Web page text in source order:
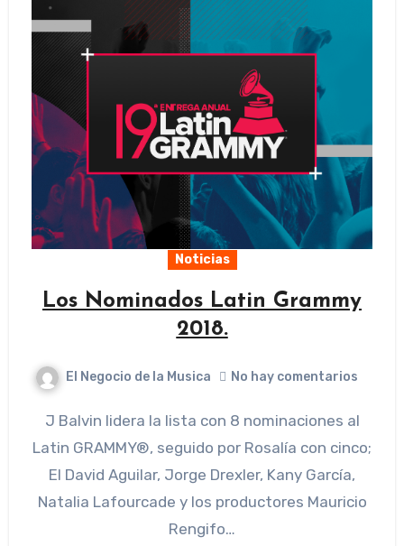
Noticias
Los Nominados Latin Grammy
2018.
El Negocio de la Musica No hay comentarios
J Balvin lidera la lista con 8 nominaciones al
Latin GRAMMY®, seguido por Rosalía con cinco;
El David Aguilar, Jorge Drexler, Kany García,
Natalia Lafourcade y los productores Mauricio
Rengifo…